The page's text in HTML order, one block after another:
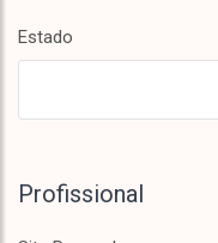
Estado
Profissional